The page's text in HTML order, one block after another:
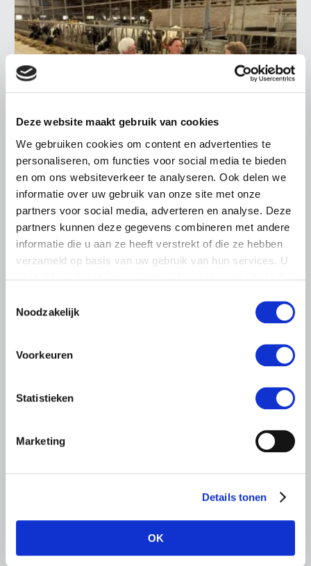
Deze website maakt gebruik van cookies
We gebruiken cookies om content en advertenties te
personaliseren, om functies voor social media te bieden
en om ons websiteverkeer te analyseren. Ook delen we
informatie over uw gebruik van onze site met onze
partners voor social media, adverteren en analyse. Deze
partners kunnen deze gegevens combineren met andere
informatie die u aan ze heeft verstrekt of die ze hebben
verzameld op basis van uw gebruik van hun services. U
Noodzakelijk
Voorkeuren
Statistieken
Marketing
Details tonen
OK
LTO LOBBY
6 AUGUSTUS 2026
Kamerlid Goudzwaard (JA21)
bezoekt melkveehouderij in
Súdwest-Fryslân
Ronald Oenema op het melkveebedrijf van Jolmer de
Lees meer